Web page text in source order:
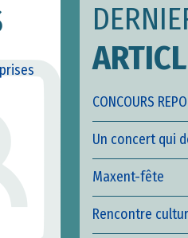
CONCOURS
Un concert qui
Maxent-fête
Rencontre